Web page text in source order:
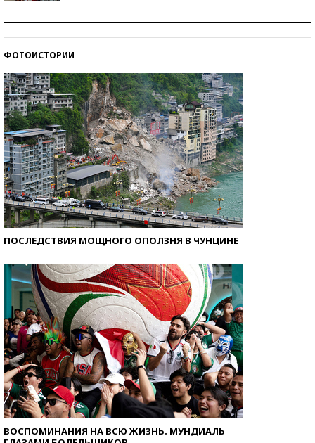
ФОТОИСТОРИИ
ПОСЛЕДСТВИЯ МОЩНОГО ОПОЛЗНЯ В ЧУНЦИНЕ
ВОСПОМИНАНИЯ НА ВСЮ ЖИЗНЬ. МУНДИАЛЬ